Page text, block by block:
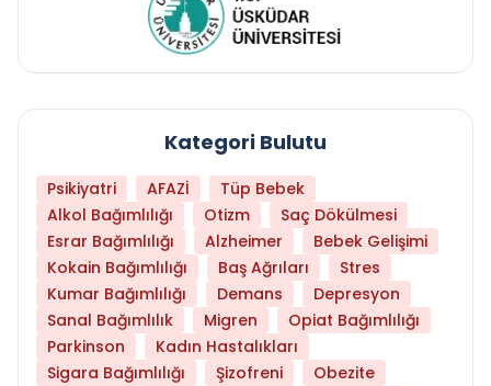
Kategori Bulutu
Psikiyatri AFAZİ
Tüp Bebek
Alkol Bağımlılığı
Otizm
Saç Dökülmesi
Esrar Bağımlılığı
Alzheimer
Bebek Gelişimi
Kokain Bağımlılığı
Baş Ağrıları
Stres
Kumar Bağımlılığı
Demans
Depresyon
Sanal Bağımlılık
Migren
Opiat Bağımlılığı
Parkinson
Kadın Hastalıkları
Sigara Bağımlılığı
Şizofreni
Obezite